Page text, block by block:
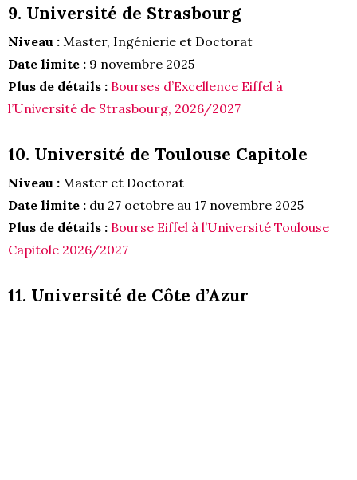
9. Université de Strasbourg
Niveau : Master, Ingénierie et Doctorat
Date limite : 9 novembre 2025
Plus de détails : Bourses d’Excellence Eiffel à
l’Université de Strasbourg, 2026/2027
10. Université de Toulouse Capitole
Niveau : Master et Doctorat
Date limite : du 27 octobre au 17 novembre 2025
Plus de détails : Bourse Eiffel à l’Université Toulouse
Capitole 2026/2027
11. Université de Côte d’Azur